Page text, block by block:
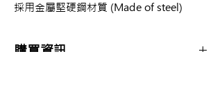
採用金屬堅硬鋼材質 (Made of steel)
購買資訊